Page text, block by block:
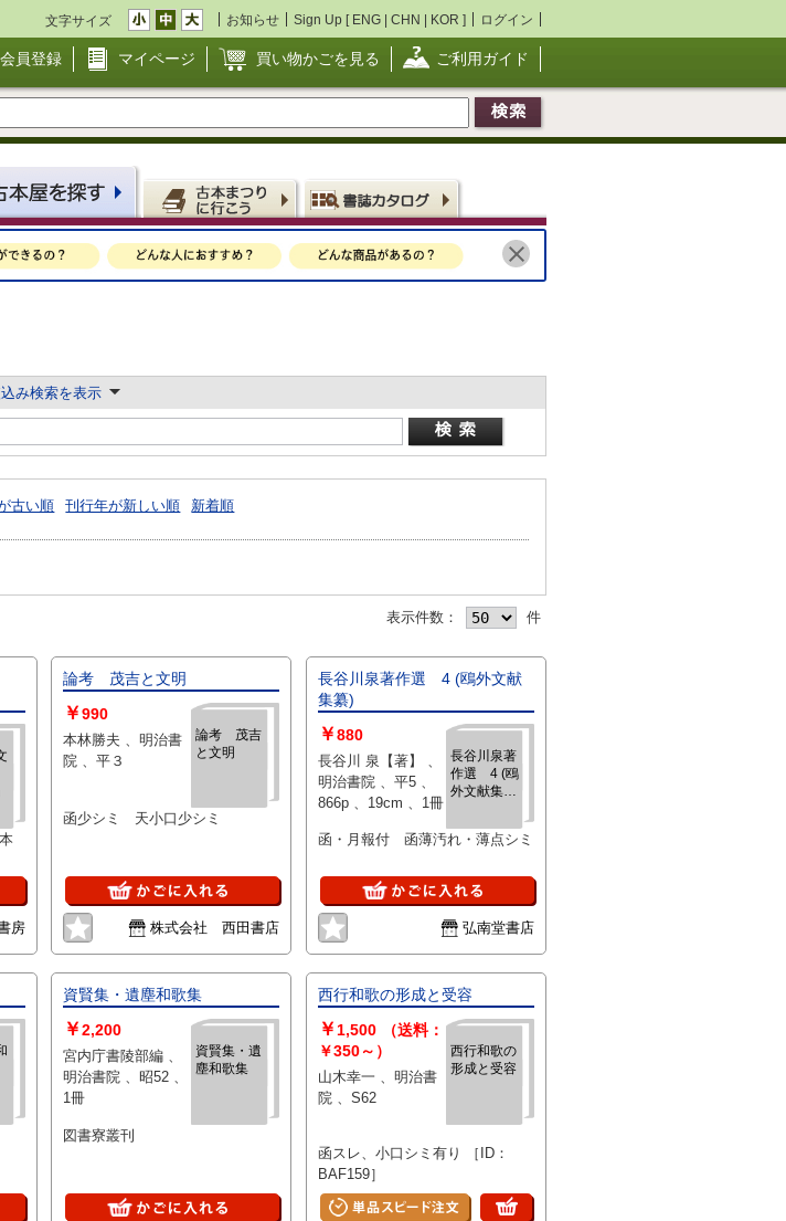
文字サイズ お知らせ Sign Up [ ENG | CHN | KOR ] ログイン
会員登録 マイページ 買い物かごを見る ご利用ガイド
み検索を表示
古い順 刊行年が新しい順 新着順
表示件数： 件
房
論考 茂吉と文明
論考 茂吉
と文明
￥990
本林勝夫 、明治書
院 、平３
函少シミ 天小口少シミ
株式会社 西田書店
長谷川泉著作選 4 (鴎外文献
集纂)
長谷川泉著
作選 4 (鴎
外文献集
￥880
長谷川 泉【著】 、
明治書院 、平5 、
866p 、19cm 、1冊
函・月報付 函薄汚れ・薄点シミ
弘南堂書店
資賢集・遺塵和歌集
資賢集・遺
塵和歌集
￥2,200
宮内庁書陵部編 、
明治書院 、昭52 、
1冊
図書寮叢刊
西行和歌の形成と受容
西行和歌の
形成と受容
￥ 1,500
（送料：
￥350～）
山木幸一 、明治書
院 、S62
函スレ、小口シミ有り ［ID：
BAF159］